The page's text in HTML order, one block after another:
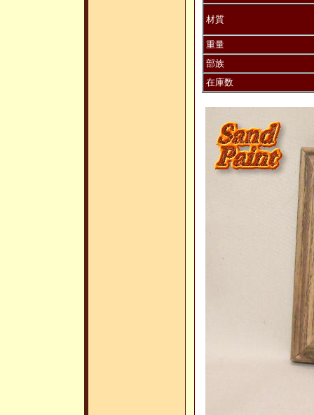
材質
重量
部族
在庫数